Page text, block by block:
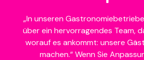
„In unseren
über ein hervorragendes Team,
worauf es ankommt: unsere
machen.“ Wenn Sie